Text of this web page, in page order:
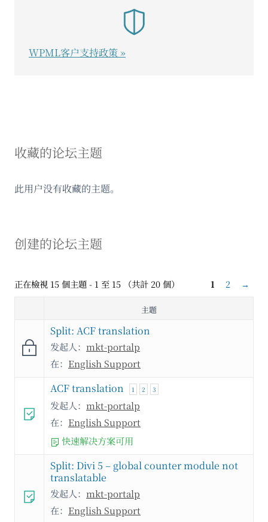
收藏的论坛主题
此用户没有收藏的主题。
创建的论坛主题
正在檢視 15 個主題 - 1 至 15 （共計 20 個） 1 2 →
主题
Split: ACF translation
发起人： mkt-portalp
在： English Support
ACF translation 1 2 3
发起人： mkt-portalp
在： English Support
快速解决方案可用
Split: Divi 5 – global counter module not
translatable
发起人： mkt-portalp
在： English Support
WPML客户支持政策 »